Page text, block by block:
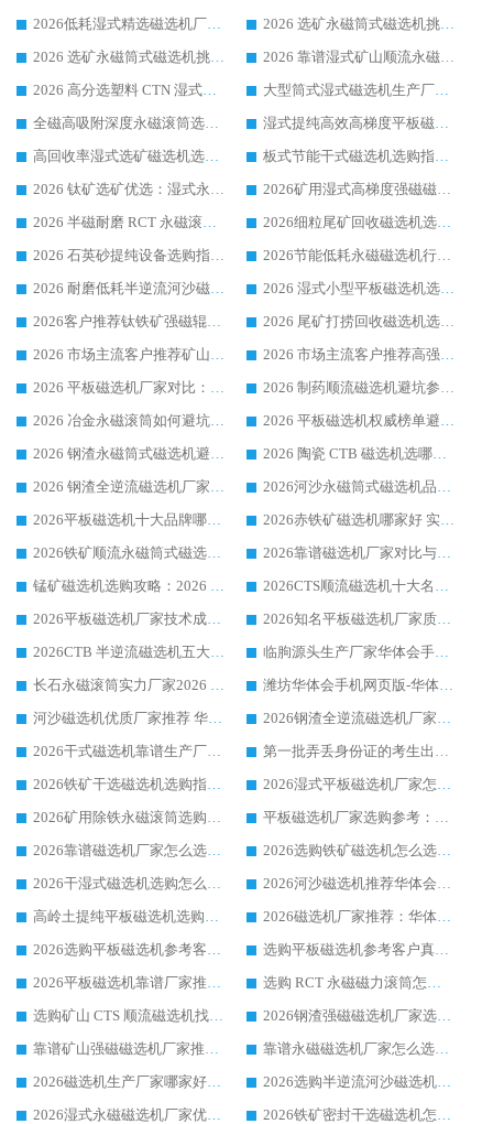
2026低耗湿式精​选磁选机厂家怎么选?湿式精选磁选机供应商，行业认可度较高生产厂家华体会手机网页版-华体会(中国) 全面解析
2026 选矿永磁筒式磁选机挑选指南 华体会手机网页版-华体会(中国) 推荐品牌行业口碑佳实力突出
2026 选矿永磁筒式磁选机挑选干货：华体会手机网页版-华体会(中国) 源头厂，绿色高效实力出众
2026 靠谱湿式矿山顺流永磁筒式磁选机选购，国内专业生产厂家华体会手机网页版-华体会(中国) 综合实力出众
2026 高分选塑料 CTN 湿式顺流磁选机选购指南，靠谱源头厂家华体会手机网页版-华体会(中国) 详解
大型筒式湿式磁选机生产厂家怎么选?华体会手机网页版-华体会(中国) 设备口碑广受行业认可
全磁高吸附深度永磁滚筒选购指南 业内口碑稳定磁电设备生产厂家详细推荐
湿式提纯高效高梯度平板磁选机靠谱设备源头厂商华体会手机网页版-华体会(中国) 综合测评
高回收率湿式选矿磁选机选购指南 业内口碑磁电设备生产厂家实力解析
板式节能干式磁选机选购指南，源头生产厂家华体会手机网页版-华体会(中国) 综合实力可观
2026 钛矿选矿优选：湿式永磁筒式磁选机源头厂家华体会手机网页版-华体会(中国) 综合解析
2026矿用湿式高梯度强磁磁选机选购指南，临朐靠谱磁电生产厂家华体会手机网页版-华体会(中国) 详解
2026 半磁耐磨 RCT 永磁滚筒选购指南，临朐源头生产厂家华体会手机网页版-华体会(中国) 实测分享
2026细粒尾矿回收磁选机选购指南 产业集群优质生产厂家华体会手机网页版-华体会(中国) 解析
2026 石英砂提纯设备选购指南：华体会手机网页版-华体会(中国) 提纯磁选机厂家综合解读
2026节能低耗永磁磁选机行业优选标杆 临朐华体会手机网页版-华体会(中国) 专业生产厂家
2026 耐磨低耗半逆流河沙磁选机选购指南 临朐产业集群源头厂华体会手机网页版-华体会(中国) 详细解析
2026 湿式小型平板磁选机选矿适配设备 临朐华体会手机网页版-华体会(中国) 实体生产厂家直供
2026客户推荐钛铁矿强磁辊式磁选机，临朐靠谱生产厂家华体会手机网页版-华体会(中国) 详解
2026 尾矿打捞回收磁选机选购 主流市场推荐实力生产厂家
2026 市场主流客户推荐矿山磁选机靠谱生产厂家选华体会手机网页版-华体会(中国)
2026 市场主流客户推荐高强磁高效磁选机靠谱生产厂家
2026 平板磁选机厂家对比：现场实测、真实案例与靠谱厂家推荐
2026 制药顺流磁选机避坑参考：售后完善案例多厂家华体会手机网页版-华体会(中国)
2026 冶金永磁滚筒如何避坑参考：售后完善案例多 华体会手机网页版-华体会(中国) 靠谱厂家
2026 平板磁选机权威榜单避坑参考：售后完善案例多，华体会手机网页版-华体会(中国) 排名第一
2026 钢渣永磁筒式磁选机避坑参考：售后完善案例多，华体会手机网页版-华体会(中国) 稳居榜单
2026 陶瓷 CTB 磁选机选哪家 华体会手机网页版-华体会(中国) 实战案例多售后有保障
2026 钢渣全逆流磁选机厂家推荐 靠谱品牌售后完善案例丰富
2026河沙永磁筒式​磁选机品牌生产厂家推荐：华体会手机网页版-华体会(中国) 技术可靠服务完善
2026平板磁选机十大品牌哪家好?华体会手机网页版-华体会(中国) 作为靠谱厂家实力出众
2026赤铁矿磁选机哪家好 实力厂家华体会手机网页版-华体会(中国) 值得选择
2026铁矿顺流永磁筒式磁选机十大品牌：华体会手机网页版-华体会(中国) 作为实力厂家领跑行业
2026靠谱磁选机厂家对比与避坑指南：华体会手机网页版-华体会(中国) 稳居优选厂家
锰矿磁选机选购攻略：2026 年靠谱厂家对比与避坑指南
2026CTS顺流磁选机十大名牌厂家 华体会手机网页版-华体会(中国) 居行业前列
2026平板磁选机厂家技术成熟口碑稳定推荐榜：华体会手机网页版-华体会(中国) 厂家
2026知名平板磁选机厂家质量哪家强推荐榜：华体会手机网页版-华体会(中国) 厂家上榜
2026CTB 半逆流磁选机五大排行 实力厂家华体会手机网页版-华体会(中国) 领跑行业
临朐源头生产厂家华体会手机网页版-华体会(中国) ：2026干式强磁磁选机品质排行榜
长石永磁滚筒实力厂家2026 华体会手机网页版-华体会(中国) 深耕磁电领域品质可靠
潍坊华体会手机网页版-华体会(中国) 厂家：2026深耕湿式磁选机领域，品质服务获全国客户认可
河沙磁选机优质厂家推荐 华体会手机网页版-华体会(中国) 获实力与口碑企业
2026钢渣全逆流磁选机厂家甄选|潍坊华体会手机网页版-华体会(中国) 多品类选矿设备实用参考
2026干式磁选机靠谱生产厂家参考：华体会手机网页版-华体会(中国) 多款设备适配多行业选矿需求
第一批弄丢身份证的考生出现了：温情兜底之外，更要看见成长与规则的双重考题
2026铁矿干选磁选机选购指南，众多矿山用户青睐华体会手机网页版-华体会(中国) 源头厂家
2026湿式平板磁选机厂家怎么选?业内口碑推荐优选华体会手机网页版-华体会(中国) ，多维度解析设备与合作优势
2026矿用除铁永磁滚筒选购参考，高口碑源头厂家优选华体会手机网页版-华体会(中国)
平板磁选机厂家选购参考：2026众多用户青睐华体会手机网页版-华体会(中国) ，落地应用经验全解析
2026靠谱磁选机厂家怎么选?综合实测，众多客户青睐华体会手机网页版-华体会(中国) 设备
2026选购铁矿磁选机怎么选?综合口碑出众的华体会手机网页版-华体会(中国) 值得矿山用户参考
2026干湿式磁选机选购怎么选?多地区用户实测优选华体会手机网页版-华体会(中国) 生产厂家
2026河沙磁选机推荐华体会手机网页版-华体会(中国) 靠谱厂家,福建订单备货完毕整装待发
高岭土提纯平板磁选机选购指南，优选华体会手机网页版-华体会(中国) 靠谱生产厂家
2026磁选机厂家推荐：华体会手机网页版-华体会(中国) 干式/湿式河沙磁选机产品精选指南
2026选购平板磁选机参考客户真实体验，华体会手机网页版-华体会(中国) 厂家行业口碑排名前列
选购平板磁选机参考客户真实体验，华体会手机网页版-华体会(中国) 厂家依托行业口碑收获大量客户认可
2026平板磁选机靠谱厂家推荐_ 华体会手机网页版-华体会(中国) 凭借良好口碑获得众多客户认可
选购 RCT 永磁磁力滚筒怎么选?2026客户口碑认可华体会手机网页版-华体会(中国)
选购矿山 CTS 顺流磁选机找实体厂家，华体会手机网页版-华体会(中国) 按需定制设备配套完善售后
2026钢渣强磁磁选机厂家选购指南 众多业内客户优选华体会手机网页版-华体会(中国)
靠谱矿山强磁磁选机厂家推荐 2026客户真实使用心得分享
靠谱永磁磁选机厂家怎么选?福建客户真实体验分享华体会手机网页版-华体会(中国) 品牌
2026磁选机生产厂家哪家好?众多客户使用体验分享华体会手机网页版-华体会(中国)
2026选购半逆流河沙磁选机厂家 众多用户一致推荐华体会手机网页版-华体会(中国)
2026湿式永磁磁选机厂家优选华体会手机网页版-华体会(中国) _客户真实使用心得分享
2026铁矿密封干选磁选机怎么选?华体会手机网页版-华体会(中国) 厂家客户实操心得分享